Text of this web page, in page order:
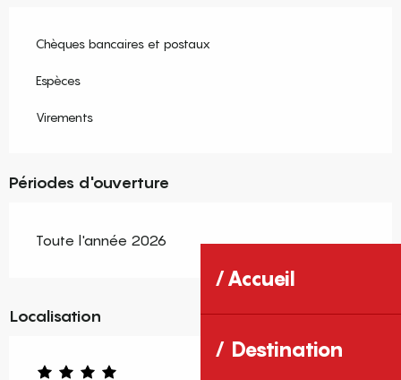
Accueil
Destination
Chèques bancaires et postaux
Espèces
Virements
Périodes d'ouverture
Toute l'année 2026
Localisation